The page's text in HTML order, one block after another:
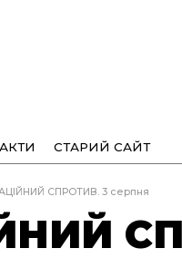
СТАРИЙ САЙТ
СПРОТИВ. 3 серпня